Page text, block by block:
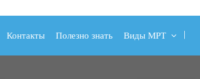
Контакты Полезно знать Виды МРТ